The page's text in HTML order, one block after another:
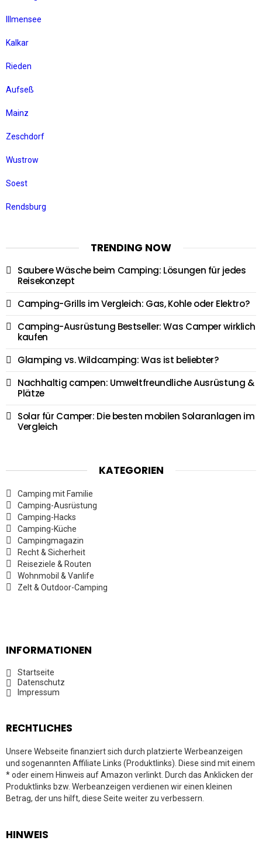
Illmensee
Kalkar
Rieden
Aufseß
Mainz
Zeschdorf
Wustrow
Soest
Rendsburg
TRENDING NOW
Saubere Wäsche beim Camping: Lösungen für jedes
Reisekonzept
Camping-Grills im Vergleich: Gas, Kohle oder Elektro?
Camping-Ausrüstung Bestseller: Was Camper wirklich
kaufen
Glamping vs. Wildcamping: Was ist beliebter?
Nachhaltig campen: Umweltfreundliche Ausrüstung &
Plätze
Solar für Camper: Die besten mobilen Solaranlagen im
Vergleich
KATEGORIEN
Camping mit Familie
Camping-Ausrüstung
Camping-Hacks
Camping-Küche
Campingmagazin
Recht & Sicherheit
Reiseziele & Routen
Wohnmobil & Vanlife
Zelt & Outdoor-Camping
INFORMATIONEN
Startseite
Datenschutz
Impressum
RECHTLICHES
Unsere Webseite finanziert sich durch platzierte Werbeanzeigen
und sogenannten Affiliate Links (Produktlinks). Diese sind mit einem
* oder einem Hinweis auf Amazon verlinkt. Durch das Anklicken der
Produktlinks bzw. Werbeanzeigen verdienen wir einen kleinen
Betrag, der uns hilft, diese Seite weiter zu verbessern.
HINWEIS